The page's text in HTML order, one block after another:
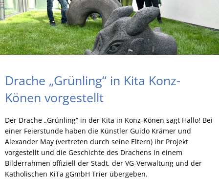
Drache „Grünling“ in Kita Konz-
Könen vorgestellt
Der Drache „Grünling“ in der Kita in Konz-Könen sagt Hallo! Bei
einer Feierstunde haben die Künstler Guido Krämer und
Alexander May (vertreten durch seine Eltern) ihr Projekt
vorgestellt und die Geschichte des Drachens in einem
Bilderrahmen offiziell der Stadt, der VG-Verwaltung und der
Katholischen KiTa gGmbH Trier übergeben.